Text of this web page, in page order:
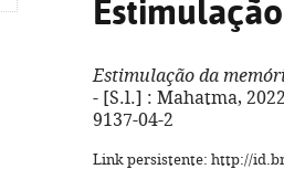
Estimulação da
- [S.l.] : Mahatma,
9137-04-2
Link persistente: http://